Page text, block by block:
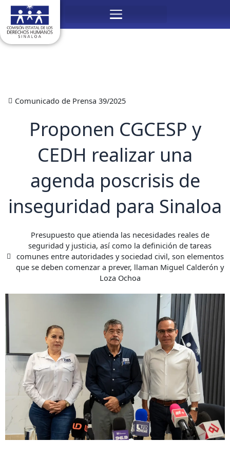
Menú
contenido
Comunicado de Prensa 39/2025
Proponen CGCESP y
CEDH realizar una
agenda poscrisis de
inseguridad para Sinaloa
Presupuesto que atienda las necesidades reales de
seguridad y justicia, así como la definición de tareas
comunes entre autoridades y sociedad civil, son elementos
que se deben comenzar a prever, llaman Miguel Calderón y
Loza Ochoa